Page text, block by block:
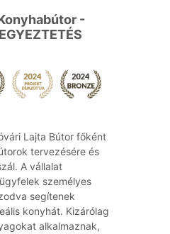
-
Lajta Bútor főként
tervezésére és
A vállalat
személyes
segítenek
konyhát. Kizárólag
alkalmaznak,